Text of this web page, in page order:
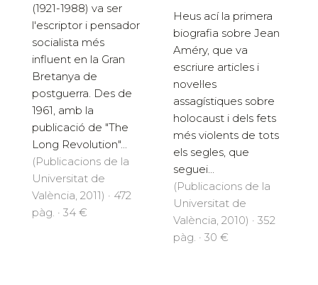
(1921-1988) va ser
l'escriptor i pensador
socialista més
influent en la Gran
Bretanya de
postguerra. Des de
1961, amb la
publicació de "The
Long Revolution"...
(Publicacions de la
Universitat de
València, 2011) · 472
pàg. · 34 €
Heus ací la primera
biografia sobre Jean
Améry, que va
escriure articles i
novel·les
assagístiques sobre
holocaust i dels fets
més violents de tots
els segles, que
seguei...
(Publicacions de la
Universitat de
València, 2010) · 352
pàg. · 30 €